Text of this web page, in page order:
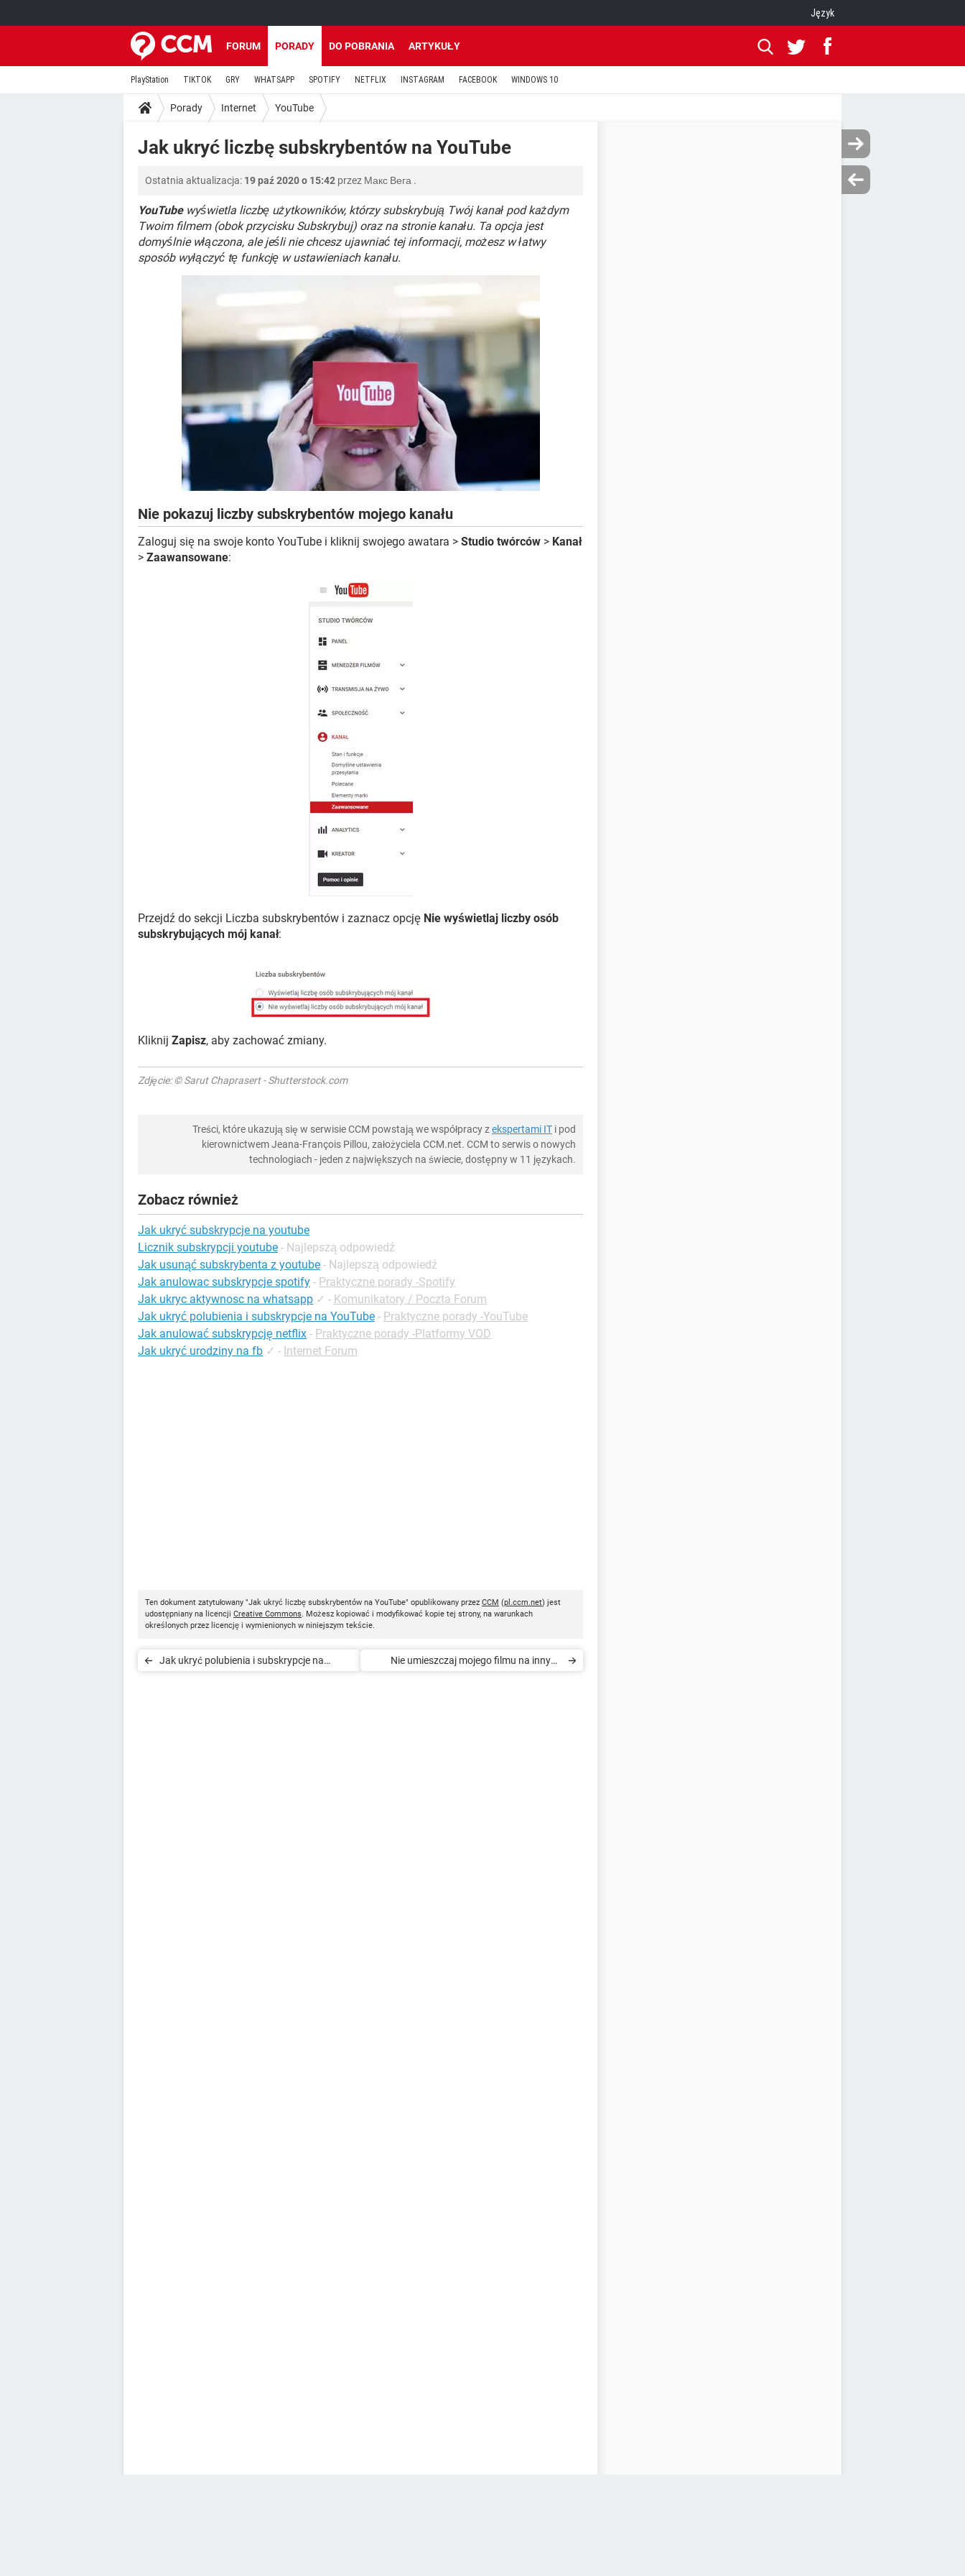
Język
FORUM PORADY DO POBRANIA ARTYKUŁY
PlayStation TIKTOK GRY WHATSAPP SPOTIFY NETFLIX INSTAGRAM FACEBOOK WINDOWS 10
Porady Internet YouTube
Jak ukryć liczbę subskrybentów na YouTube
Ostatnia aktualizacja: 19 paź 2020 o 15:42 przez Макс Вега .
YouTubewyświetla liczbę użytkowników, którzy subskrybują Twój kanał pod każdym
Twoim filmem (obok przycisku Subskrybuj) oraz na stronie kanału. Ta opcja jest
domyślnie włączona, ale jeśli nie chcesz ujawniać tej informacji, możesz w łatwy
sposób wyłączyć tę funkcję w ustawieniach kanału.
Nie pokazuj liczby subskrybentów mojego kanału
Zaloguj się na swoje konto YouTube i kliknij swojego awatara > Studio twórców > Kanał
> Zaawansowane:
Przejdź do sekcji Liczba subskrybentów i zaznacz opcję Nie wyświetlaj liczby osób
subskrybujących mój kanał:
Kliknij Zapisz, aby zachować zmiany.
Zdjęcie: © Sarut Chaprasert - Shutterstock.com
Treści, które ukazują się w serwisie CCM powstają we współpracy zekspertami IT i pod
kierownictwem Jeana-François Pillou, założyciela CCM.net. CCM to serwis o nowych
technologiach - jeden z największych na świecie, dostępny w 11 językach.
Zobacz również
Jak ukryć subskrypcje na youtube
Licznik subskrypcji youtube - Najlepszą odpowiedź
Jak usunąć subskrybenta z youtube - Najlepszą odpowiedź
Jak anulowac subskrypcje spotify - Praktyczne porady -Spotify
Jak ukryc aktywnosc na whatsapp ✓ - Komunikatory / Poczta Forum
Jak ukryć polubienia i subskrypcje na YouTube - Praktyczne porady -YouTube
Jak anulować subskrypcję netflix - Praktyczne porady -Platformy VOD
Jak ukryć urodziny na fb ✓ - Internet Forum
Ten dokument zatytułowany "Jak ukryć liczbę subskrybentów na YouTube" opublikowany przez CCM (pl.ccm.net) jest
udostępniany na licencji Creative Commons. Możesz kopiować i modyfikować kopie tej strony, na warunkach
określonych przez licencję i wymienionych w niniejszym tekście.
Jak ukryć polubienia i subskrypcje na
Nie umieszczaj mojego filmu na innych